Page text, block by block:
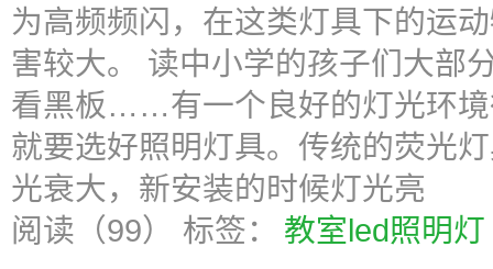
为高频频闪，在这类灯具下的运
害较大。 读中小学的孩子们大部
看黑板……有一个良好的灯光环
就要选好照明灯具。传统的荧光
光衰大，新安装的时候灯光亮
阅读（99） 标签： 教室led照明灯